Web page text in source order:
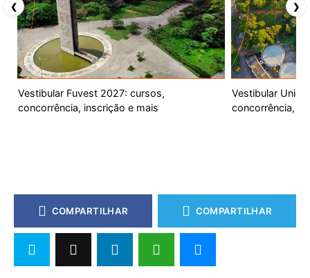
Vestibular Fuvest 2027: cursos,
concorrência, inscrição e mais
Vestibular
concorrência,
❮ ❯
COMPARTILHAR COMPARTILHAR